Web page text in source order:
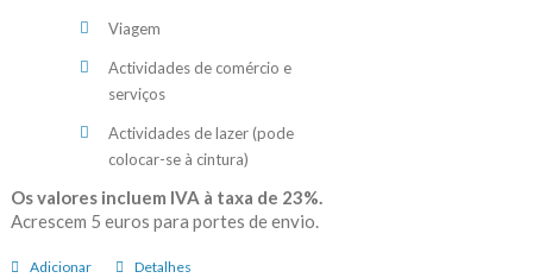
Viagem
Actividades de comércio e
serviços
Actividades de lazer (pode
colocar-se à cintura)
Os valores incluem IVA à taxa de 23%.
Acrescem 5 euros para portes de envio.
Adicionar Detalhes